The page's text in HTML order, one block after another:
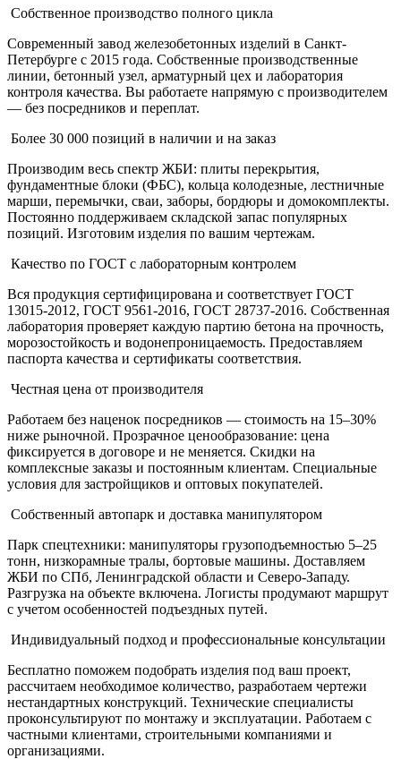
Собственное производство полного цикла
Современный завод железобетонных изделий в Санкт-
Петербурге с 2015 года. Собственные производственные
линии, бетонный узел, арматурный цех и лаборатория
контроля качества. Вы работаете напрямую с производителем
— без посредников и переплат.
Более 30 000 позиций в наличии и на заказ
Производим весь спектр ЖБИ: плиты перекрытия,
фундаментные блоки (ФБС), кольца колодезные, лестничные
марши, перемычки, сваи, заборы, бордюры и домокомплекты.
Постоянно поддерживаем складской запас популярных
позиций. Изготовим изделия по вашим чертежам.
Качество по ГОСТ с лабораторным контролем
Вся продукция сертифицирована и соответствует ГОСТ
13015-2012, ГОСТ 9561-2016, ГОСТ 28737-2016. Собственная
лаборатория проверяет каждую партию бетона на прочность,
морозостойкость и водонепроницаемость. Предоставляем
паспорта качества и сертификаты соответствия.
Честная цена от производителя
Работаем без наценок посредников — стоимость на 15–30%
ниже рыночной. Прозрачное ценообразование: цена
фиксируется в договоре и не меняется. Скидки на
комплексные заказы и постоянным клиентам. Специальные
условия для застройщиков и оптовых покупателей.
Собственный автопарк и доставка манипулятором
Парк спецтехники: манипуляторы грузоподъемностью 5–25
тонн, низкорамные тралы, бортовые машины. Доставляем
ЖБИ по СПб, Ленинградской области и Северо-Западу.
Разгрузка на объекте включена. Логисты продумают маршрут
с учетом особенностей подъездных путей.
Индивидуальный подход и профессиональные консультации
Бесплатно поможем подобрать изделия под ваш проект,
рассчитаем необходимое количество, разработаем чертежи
нестандартных конструкций. Технические специалисты
проконсультируют по монтажу и эксплуатации. Работаем с
частными клиентами, строительными компаниями и
организациями.